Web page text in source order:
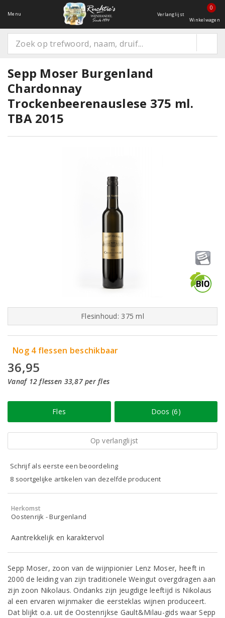
Menu Verlanglijst
0
Winkelwagen
Sepp Moser Burgenland
Chardonnay
Trockenbeerenauslese 375 ml.
TBA 2015
Flesinhoud: 375 ml
Nog 4 flessen beschikbaar
36,95
Vanaf 12 flessen 33,87 per fles
Fles Doos (6)
Op verlanglijst
Schrijf als eerste een beoordeling
8 soortgelijke artikelen van dezelfde producent
Herkomst
Oostenrijk - Burgenland
Aantrekkelijk en karaktervol
Sepp Moser, zoon van de wijnpionier Lenz Moser, heeft in
2000 de leiding van zijn traditionele Weingut overgdragen aan
zijn zoon Nikolaus. Ondanks zijn jeugdige leeftijd is Nikolaus
al een ervaren wijnmaker die eersteklas wijnen produceert.
Dat blijkt o.a. uit de Oostenrijkse Gault&Milau-gids waar Sepp